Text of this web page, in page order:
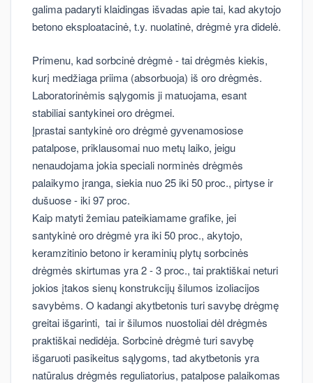
galima padaryti klaidingas išvadas apie tai, kad akytojo
betono eksploatacinė, t.y. nuolatinė, drėgmė yra didelė.
Primenu, kad sorbcinė drėgmė - tai drėgmės kiekis,
kurį medžiaga priima (absorbuoja) iš oro drėgmės.
Laboratorinėmis sąlygomis ji matuojama, esant
stabiliai santykinei oro drėgmei.
Įprastai santykinė oro drėgmė gyvenamosiose
patalpose, priklausomai nuo metų laiko, jeigu
nenaudojama jokia speciali norminės drėgmės
palaikymo įranga, siekia nuo 25 iki 50 proc., pirtyse ir
dušuose - iki 97 proc.
Kaip matyti žemiau pateikiamame grafike, jei
santykinė oro drėgmė yra iki 50 proc., akytojo,
keramzitinio betono ir keraminių plytų sorbcinės
drėgmės skirtumas yra 2 - 3 proc., tai praktiškai neturi
jokios įtakos sienų konstrukcijų šilumos izoliacijos
savybėms. O kadangi akytbetonis turi savybę drėgmę
greitai išgarinti, tai ir šilumos nuostoliai dėl drėgmės
praktiškai nedidėja. Sorbcinė drėgmė turi savybę
išgaruoti pasikeitus sąlygoms, tad akytbetonis yra
natūralus drėgmės reguliatorius, patalpose palaikomas